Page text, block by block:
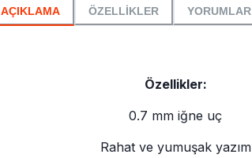
AÇIKLAMA ÖZELLİKLER YORUMLAR
Özellikler:
0.7 mm iğne uç
Rahat ve yumuşak yazım